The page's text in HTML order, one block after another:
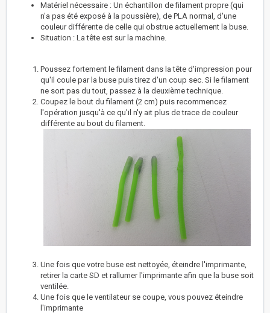
Matériel nécessaire : Un échantillon de filament propre (qui
n'a pas été exposé à la poussière), de PLA normal, d'une
couleur différente de celle qui obstrue actuellement la buse.
Situation : La tête est sur la machine.
Poussez fortement le filament dans la tête d'impression pour
qu'il coule par la buse puis tirez d'un coup sec. Si le filament
ne sort pas du tout, passez à la deuxième technique.
Coupez le bout du filament (2 cm) puis recommencez
l'opération jusqu'à ce qu'il n'y ait plus de trace de couleur
différente au bout du filament.
Une fois que votre buse est nettoyée, éteindre l'imprimante,
retirer la carte SD et rallumer l'imprimante afin que la buse soit
ventilée.
Une fois que le ventilateur se coupe, vous pouvez éteindre
l'imprimante